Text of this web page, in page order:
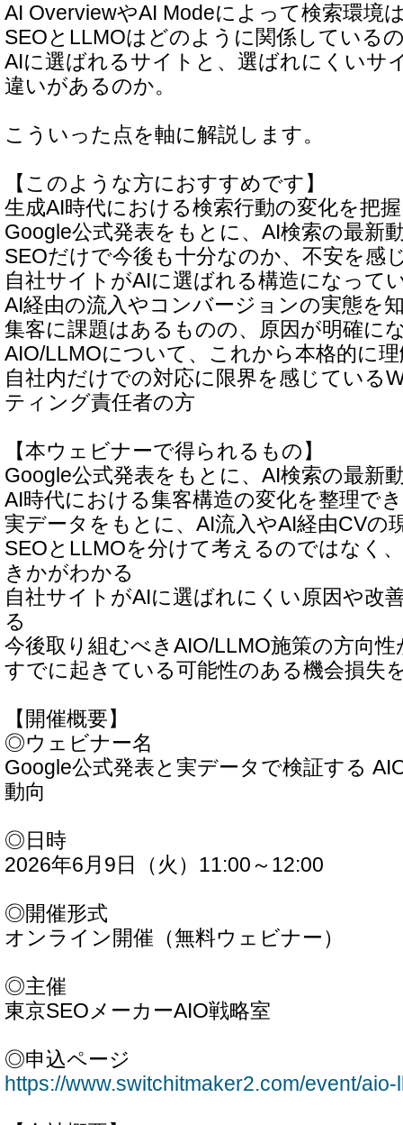
AI OverviewやAI Modeによって検索環境
SEOとLLMOはどのように関係している
AIに選ばれるサイトと、選ばれにくいサ
違いがあるのか。
こういった点を軸に解説します。
【このような方におすすめです】
生成AI時代における検索行動の変化を把
Google公式発表をもとに、AI検索の最新
SEOだけで今後も十分なのか、不安を感
自社サイトがAIに選ばれる構造になって
AI経由の流入やコンバージョンの実態を
集客に課題はあるものの、原因が明確に
AIO/LLMOについて、これから本格的に
自社内だけでの対応に限界を感じている
ティング責任者の方
【本ウェビナーで得られるもの】
Google公式発表をもとに、AI検索の最新
AI時代における集客構造の変化を整理で
実データをもとに、AI流入やAI経由CVの
SEOとLLMOを分けて考えるのではなく
きかがわかる
自社サイトがAIに選ばれにくい原因や改
る
今後取り組むべきAIO/LLMO施策の方向
すでに起きている可能性のある機会損失
【開催概要】
◎ウェビナー名
Google公式発表と実データで検証する
動向
◎日時
2026年6月9日（火）11:00～12:00
◎開催形式
オンライン開催（無料ウェビナー）
◎主催
東京SEOメーカーAIO戦略室
◎申込ページ
https://www.switchitmaker2.com/event/